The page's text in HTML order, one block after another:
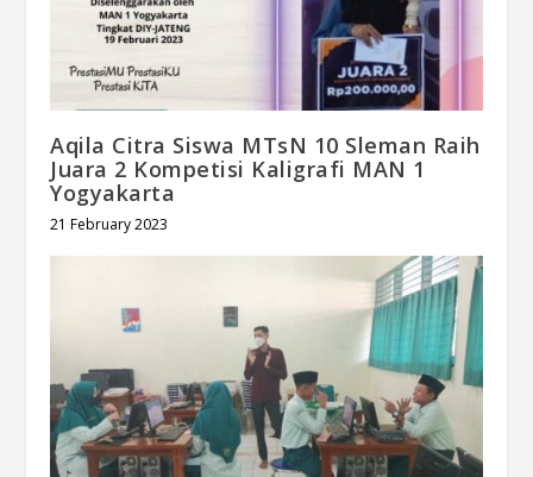
Aqila Citra Siswa MTsN 10 Sleman Raih
Juara 2 Kompetisi Kaligrafi MAN 1
Yogyakarta
21 February 2023